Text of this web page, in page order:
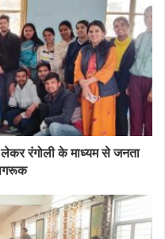
रंगोली के माध्यम से जनता